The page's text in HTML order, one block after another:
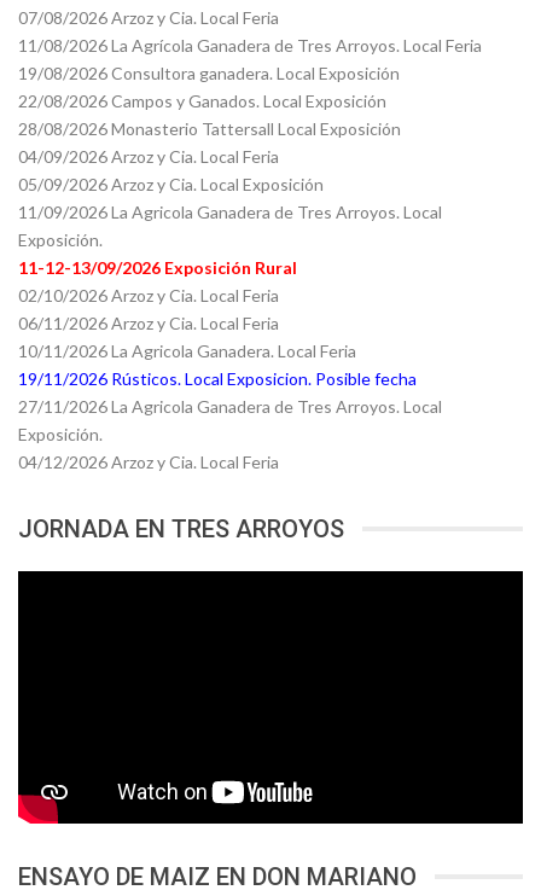
07/08/2026 Arzoz y Cia. Local Feria
11/08/2026 La Agrícola Ganadera de Tres Arroyos. Local Feria
19/08/2026 Consultora ganadera. Local Exposición
22/08/2026 Campos y Ganados. Local Exposición
28/08/2026 Monasterio Tattersall Local Exposición
04/09/2026 Arzoz y Cia. Local Feria
05/09/2026 Arzoz y Cia. Local Exposición
11/09/2026 La Agricola Ganadera de Tres Arroyos. Local
Exposición.
11-12-13/09/2026 Exposición Rural
02/10/2026 Arzoz y Cia. Local Feria
06/11/2026 Arzoz y Cia. Local Feria
10/11/2026 La Agricola Ganadera. Local Feria
19/11/2026 Rústicos. Local Exposicion. Posible fecha
27/11/2026 La Agricola Ganadera de Tres Arroyos. Local
Exposición.
04/12/2026 Arzoz y Cia. Local Feria
JORNADA EN TRES ARROYOS
ENSAYO DE MAIZ EN DON MARIANO